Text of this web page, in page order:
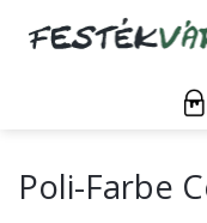
Poli-Farbe